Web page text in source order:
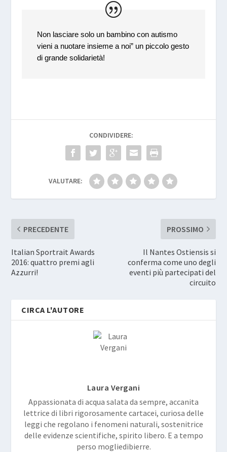
Non lasciare solo un bambino con autismo
vieni a nuotare insieme a noi” un piccolo gesto
di grande solidarietà!
CONDIVIDERE:
VALUTARE:
PRECEDENTE
Italian Sportrait Awards
2016: quattro premi agli
Azzurri!
PROSSIMO
Il Nantes Ostiensis si
conferma come uno degli
eventi più partecipati del
circuito
CIRCA L'AUTORE
Laura Vergani
Appassionata di acqua salata da sempre, accanita
lettrice di libri rigorosamente cartacei, curiosa delle
leggi che regolano i fenomeni naturali, sostenitrice
delle evidenze scientifiche, spirito libero. E a tempo
perso mogliedibierre.